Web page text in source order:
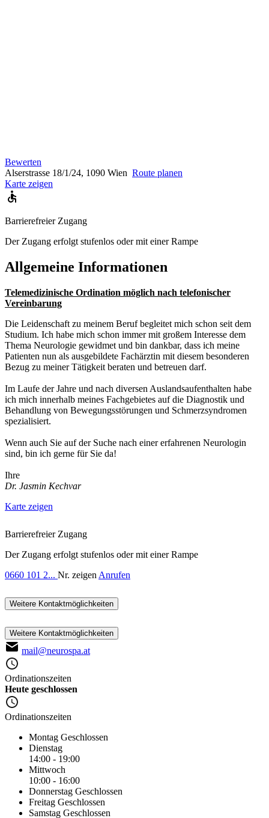
Bewerten
Alserstrasse 18/1/24, 1090 Wien Route planen
Karte zeigen
Barrierefreier Zugang
Der Zugang erfolgt stufenlos oder mit einer Rampe
Allgemeine Informationen
Telemedizinische Ordination möglich nach telefonischer
Vereinbarung
Die Leidenschaft zu meinem Beruf begleitet mich schon seit dem
Studium. Ich habe mich schon immer mit großem Interesse dem
Thema Neurologie gewidmet und bin dankbar, dass ich meine
Patienten nun als ausgebildete Fachärztin mit diesem besonderen
Bezug zu meiner Tätigkeit beraten und betreuen darf.
Im Laufe der Jahre und nach diversen Auslandsaufenthalten habe
ich mich innerhalb meines Fachgebietes auf die Diagnostik und
Behandlung von Bewegungsstörungen und Schmerzsyndromen
spezialisiert.
Wenn auch Sie auf der Suche nach einer erfahrenen Neurologin
sind, bin ich gerne für Sie da!
Ihre
Dr. Jasmin Kechvar
Karte zeigen
Barrierefreier Zugang
Der Zugang erfolgt stufenlos oder mit einer Rampe
0660 101 2... Nr. zeigen Anrufen
Weitere Kontaktmöglichkeiten
Weitere Kontaktmöglichkeiten
mail@neurospa.at
Ordinationszeiten
Heute geschlossen
Ordinationszeiten
Montag Geschlossen
Dienstag
14:00 - 19:00
Mittwoch
10:00 - 16:00
Donnerstag Geschlossen
Freitag Geschlossen
Samstag Geschlossen